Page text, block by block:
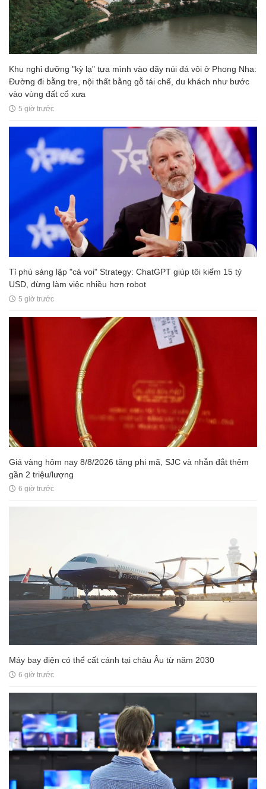
Khu nghỉ dưỡng "kỳ lạ" tựa mình vào dãy núi đá vôi ở Phong Nha:
Đường đi bằng tre, nội thất bằng gỗ tái chế, du khách như bước
vào vùng đất cổ xưa
5 giờ trước
Tỉ phú sáng lập "cá voi" Strategy: ChatGPT giúp tôi kiếm 15 tỷ
USD, đừng làm việc nhiều hơn robot
5 giờ trước
Giá vàng hôm nay 8/8/2026 tăng phi mã, SJC và nhẫn đắt thêm
gần 2 triệu/lượng
6 giờ trước
Máy bay điện có thể cất cánh tại châu Âu từ năm 2030
6 giờ trước